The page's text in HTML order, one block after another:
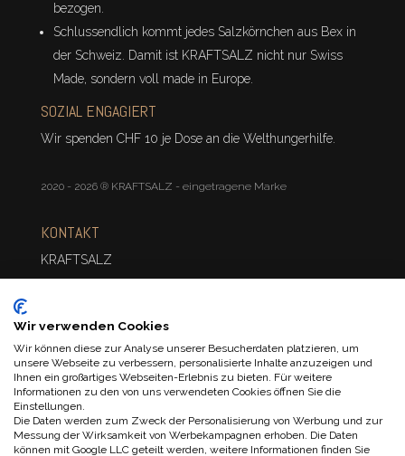
bezogen.
Schlussendlich kommt jedes Salzkörnchen aus Bex in
der Schweiz. Damit ist KRAFTSALZ nicht nur Swiss
Made, sondern voll made in Europe.
SOZIAL ENGAGIERT
Wir spenden CHF 10 je Dose an die Welthungerhilfe.
2020 - 2026 ® KRAFTSALZ - eingetragene Marke
KONTAKT
KRAFTSALZ
CH-8856 Tuggen
Mo. – Fr. 10 – 12
T: +41 043 539 74 43
E: order@kraftsalz.com
Wir verwenden Cookies
Wir können diese zur Analyse unserer Besucherdaten platzieren, um
unsere Webseite zu verbessern, personalisierte Inhalte anzuzeigen und
Ihnen ein großartiges Webseiten-Erlebnis zu bieten. Für weitere
Informationen zu den von uns verwendeten Cookies öffnen Sie die
Einstellungen.
Die Daten werden zum Zweck der Personalisierung von Werbung und zur
Messung der Wirksamkeit von Werbekampagnen erhoben. Die Daten
können mit Google LLC geteilt werden, weitere Informationen finden Sie